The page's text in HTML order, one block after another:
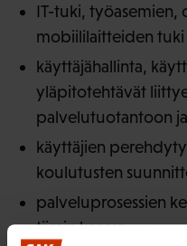
IT-tuki, työasemien,
mobiililaitteiden tuki
käyttäjähallinta,
yläpitotehtävät
palvelutuotantoon
käyttäjien
koulutusten
palveluprosessien
tiimin kanssa